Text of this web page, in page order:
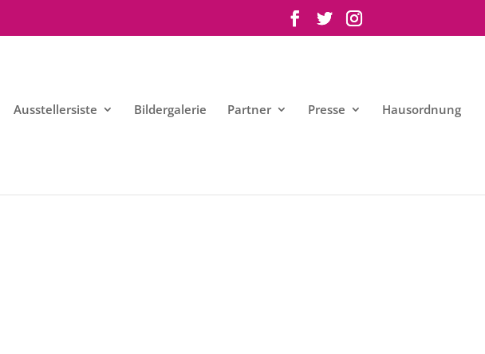
Ausstellersiste Bildergalerie Partner Presse Hausordnung